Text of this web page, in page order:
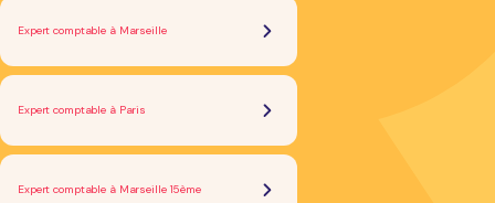
Expert comptable à Marseille
Expert comptable à Paris
Expert comptable à Marseille 15ème